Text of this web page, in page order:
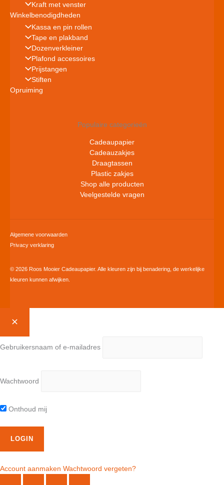
Kraft met venster
Winkelbenodigdheden
Kassa en pin rollen
Tape en plakband
Dozenverkleiner
Plafond accessoires
Prijstangen
Stiften
Opruiming
Populaire categorieën
Cadeaupapier
Cadeauzakjes
Draagtassen
Plastic zakjes
Shop alle producten
Veelgestelde vragen
© 2026 Roos Mooier Cadeaupapier. Alle kleuren zijn bij benadering, de werkelijke
kleuren kunnen afwijken.
Algemene voorwaarden
Privacy verklaring
Gebruikersnaam of e-mailadres
Wachtwoord
Onthoud mij
Account aanmaken Wachtwoord vergeten?